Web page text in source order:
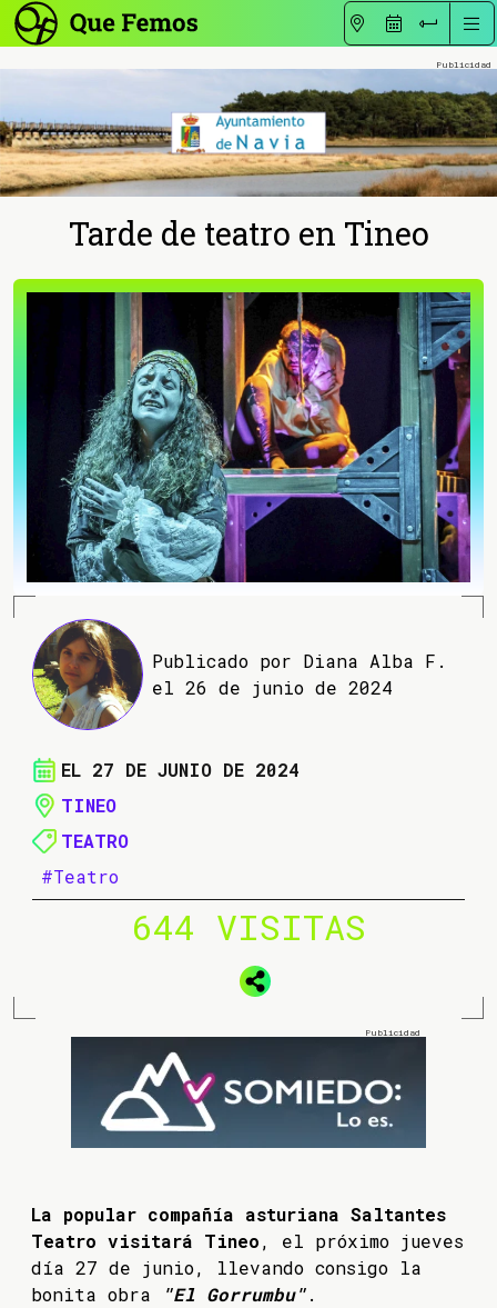
Tarde de teatro en Tineo
Publicado por Diana Alba F.
el 26 de junio de 2024
EL 27 DE JUNIO DE 2024
TINEO
TEATRO
#Teatro
644 VISITAS
La popular compañía asturiana Saltantes
Teatro visitará Tineo, el próximo jueves
día 27 de junio, llevando consigo la
bonita obra
"El Gorrumbu".